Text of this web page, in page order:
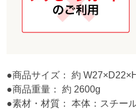
●商品サイズ： 約
●商品重量： 約 2600g
●素材・材質： 本体：スチー